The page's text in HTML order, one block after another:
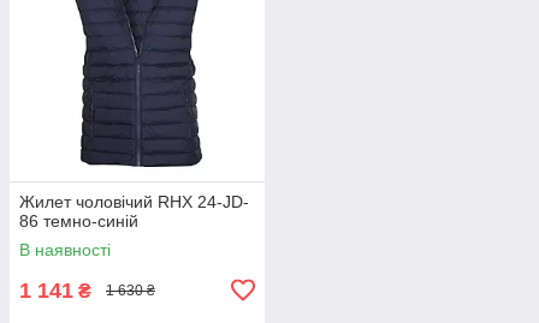
Жилет чоловічий RHX 24-JD-
86 темно-синій
В наявності
1 141 ₴ 1 630 ₴